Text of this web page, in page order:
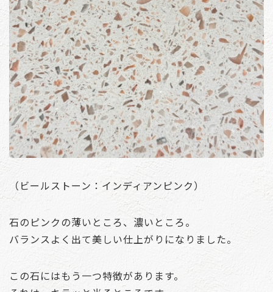
（ビールストーン：インディアンピンク）
石のピンクの薄いところ、濃いところ。
バランスよく出て美しい仕上がりになりました。
この石にはもう一つ特徴があります。